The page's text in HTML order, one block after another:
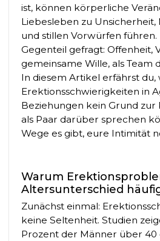
ist, können körperliche
Liebesleben zu Unsicherheit,
und stillen Vorwürfen führen.
Gegenteil gefragt: Offenheit,
gemeinsame Wille, als Team
In diesem Artikel erfährst du,
Erektionsschwierigkeiten in
Beziehungen kein Grund zur
als Paar darüber sprechen
Wege es gibt, eure Intimität
Warum
Altersunterschied
Zunächst einmal:
keine Seltenheit. Studien
Prozent der Männer über 40